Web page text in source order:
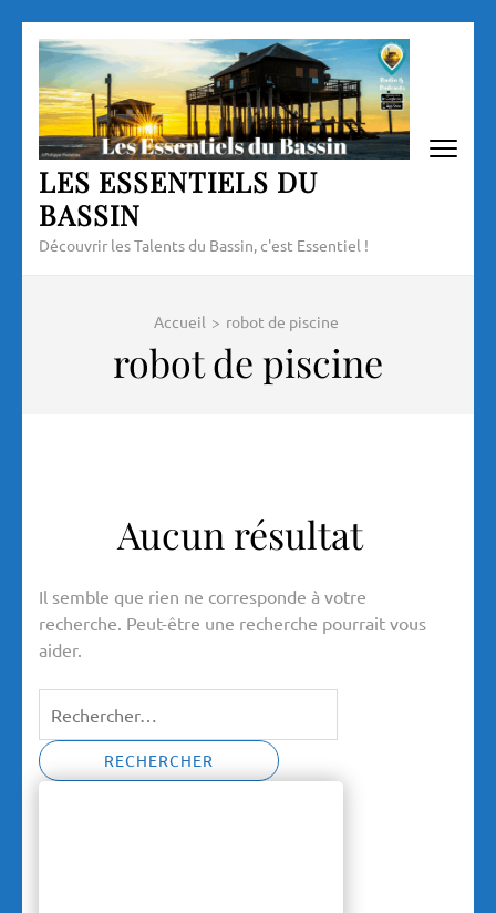
Aller
contenu
(Pressez
Entrée)
LES ESSENTIELS DU
BASSIN
Découvrir les Talents du Bassin, c'est Essentiel !
Accueil > robot de piscine
robot de piscine
Aucun résultat
Il semble que rien ne corresponde à votre
recherche. Peut-être une recherche pourrait vous
aider.